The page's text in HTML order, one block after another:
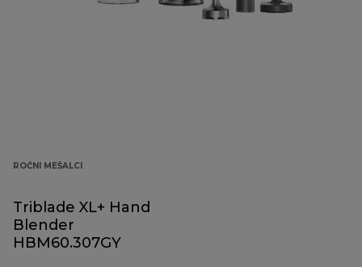
ROČNI MEŠALCI
Triblade XL+ Hand
Blender
HBM60.307GY